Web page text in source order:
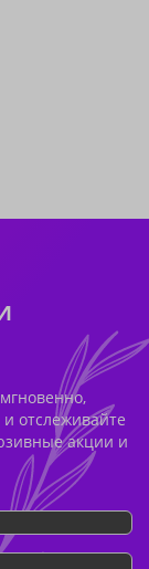
отслеживайте
акции и